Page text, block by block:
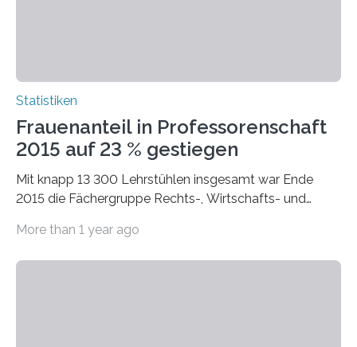
Statistiken
Frauenanteil in Professorenschaft
2015 auf 23 % gestiegen
Mit knapp 13 300 Lehrstühlen insgesamt war Ende
2015 die Fächergruppe Rechts-, Wirtschafts- und
bei…
More than 1 year ago